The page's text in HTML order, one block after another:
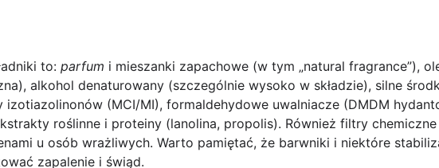
to: parfum i mieszanki zapachowe (w tym „natural fragrance”),
alkohol denaturowany (szczególnie wysoko w składzie), silne
izotiazolinonów (MCI/MI), formaldehydowe uwalniacze (DMDM
roślinne i proteiny (lanolina, propolis). Również filtry
u osób wrażliwych. Warto pamiętać, że barwniki i niektóre
zapalenie i świąd.